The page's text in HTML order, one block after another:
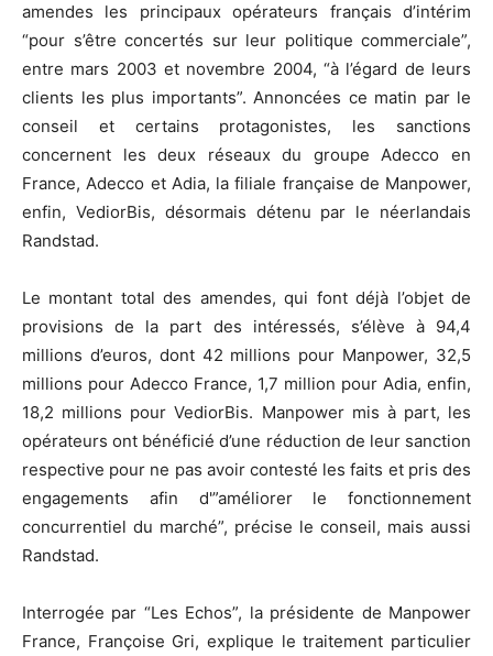
amendes les principaux opérateurs français d’intérim
“pour s’être concertés sur leur politique commerciale”,
entre mars 2003 et novembre 2004, “à l’égard de leurs
clients les plus importants”. Annoncées ce matin par le
conseil et certains protagonistes, les sanctions
concernent les deux réseaux du groupe Adecco en
France, Adecco et Adia, la filiale française de Manpower,
enfin, VediorBis, désormais détenu par le néerlandais
Randstad.
Le montant total des amendes, qui font déjà l’objet de
provisions de la part des intéressés, s’élève à 94,4
millions d’euros, dont 42 millions pour Manpower, 32,5
millions pour Adecco France, 1,7 million pour Adia, enfin,
18,2 millions pour VediorBis. Manpower mis à part, les
opérateurs ont bénéficié d’une réduction de leur sanction
respective pour ne pas avoir contesté les faits et pris des
engagements afin d'”améliorer le fonctionnement
concurrentiel du marché”, précise le conseil, mais aussi
Randstad.
Interrogée par “Les Echos”, la présidente de Manpower
France, Françoise Gri, explique le traitement particulier